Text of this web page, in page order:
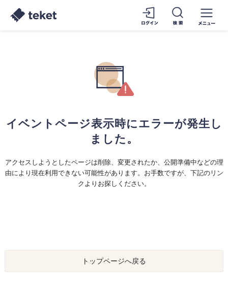
イベントページ表示時にエラーが発生し
ました。
アクセスしようとしたページは削除、変更されたか、公開準備中などの理
由により現在利用できない可能性があります。お手数ですが、下記のリン
クよりお探しください。
トップページへ戻る